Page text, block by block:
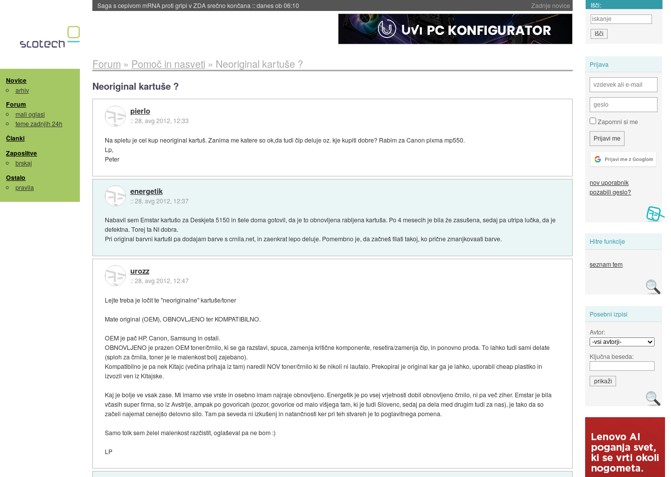
Zadnje novice
BMW v vozilih začel predvajati reklame::danes ob 06:09 Išči:
Novice
arhiv
Forum
mali oglasi
teme zadnjih 24h
Članki
Zaposlitve
brskaj
Ostalo
pravila
Prijava
Zapomni si me
nov uporabnik
pozabili geslo?
Hitre funkcije
seznam tem
Posebni izpisi
Avtor:
Ključna beseda:
Forum » Pomoč in nasveti » Neoriginal kartuše ?
Neoriginal kartuše ?
pierlo
::28. avg 2012, 12:33
Na spletu je cel kup neoriginal kartuš. Zanima me katere so ok,da tudi čip deluje oz. kje kupiti dobre? Rabim za Canon pixma mp550.
Lp,
Peter
energetik
::28. avg 2012, 12:37
Nabavil sem Emstar kartušo za Deskjeta 5150 in šele doma gotovil, da je to obnovljena rabljena kartuša. Po 4 mesecih je bila že zasušena, sedaj pa utripa lučka, da je
defektna. Torej ta NI dobra.
Pri original barvni kartuši pa dodajam barve s crnila.net, in zaenkrat lepo deluje. Pomembno je, da začneš filati takoj, ko prične zmanjkovaati barve.
urozz
::28. avg 2012, 12:47
Lejte treba je ločit te "neoriginalne" kartuše/toner
Mate original (OEM), OBNOVLJENO ter KOMPATIBILNO.
OEM je pač HP, Canon, Samsung in ostali.
OBNOVLJENO je prazen OEM toner/črnilo, ki se ga razstavi, spuca, zamenja kritične komponente, resetira/zamenja čip, in ponovno proda. To lahko tudi sami delate
(sploh za črnila, toner je le malenkost bolj zajebano).
Kompatibilno je pa nek Kitajc (večina prihaja iz tam) naredil NOV toner/črnilo ki še nikoli ni laufalo. Prekopiral je original kar ga je lahko, uporabil cheap plastiko in
izvozil ven iz Kitajske.
Kaj je bolje ve vsak zase. Mi imamo vse vrste in osebno imam najraje obnovljeno. Energetik je po vsej vrjetnosti dobil obnovljeno črnilo, ni pa več ziher. Emstar je bila
včasih super firma, so iz Avstrije, ampak po govoricah (pozor, govorice od malo višjega tam, ki je tudi Slovenc, sedaj pa dela med drugim tudi za nas), je tako da so
začeli najemat cenejšo delovno silo. Tam pa seveda ni izkušenj in natančnosti ker pri teh stvareh je to poglavitnega pomena.
Samo tolk sem želel malenkost razčistit, oglaševal pa ne bom :)
LP